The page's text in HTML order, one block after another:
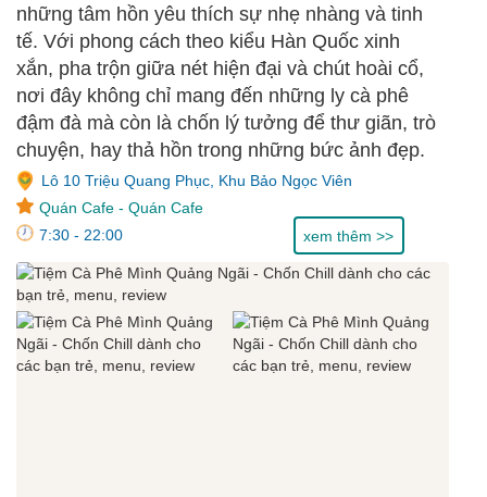
những tâm hồn yêu thích sự nhẹ nhàng và tinh
tế. Với phong cách theo kiểu Hàn Quốc xinh
xắn, pha trộn giữa nét hiện đại và chút hoài cổ,
nơi đây không chỉ mang đến những ly cà phê
đậm đà mà còn là chốn lý tưởng để thư giãn, trò
chuyện, hay thả hồn trong những bức ảnh đẹp.
Lô 10 Triệu Quang Phục, Khu Bảo Ngọc Viên
Quán Cafe - Quán Cafe
7:30 - 22:00
xem thêm >>